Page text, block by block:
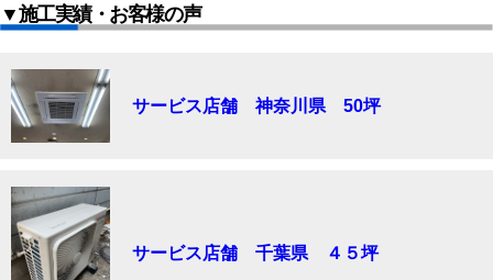
▼施工実績・お客様の声
サービス店舗 神奈川県 50坪
サービス店舗 千葉県 ４５坪